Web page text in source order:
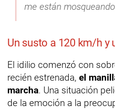
me están
Un susto a 120 km/h y
El idilio comenzó con
recién estrenada, el
marcha. Una situación
de la emoción a la